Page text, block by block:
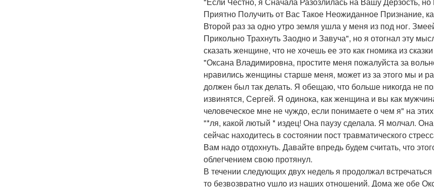
Приятно Получить от Вас Такое Неожиданное Признание,
Второй раз за одно утро земля ушла у меня из под ног.
Прикольно Трахнуть Заодно и Завуча", но я отогнал эту
сказать женщине, что не хочешь ее это как гномика из
"Оксана Владимировна, простите меня пожалуйста за
нравились женщины старше меня, может из за этого мы и
должен был так делать. Я обещаю, что больше никогда не
извинятся, Сергей. Я одинока, как женщина и вы как
человеческое мне не чуждо, если понимаете о чем я" на
"*ля, какой лютый * издец! Она паузу сделала. Я молчал.
сейчас находитесь в состоянии пост травматического
Вам надо отдохнуть. Давайте впредь будем считать, что
облегчением свою протянул.
В течении следующих двух недель я продолжал
то безвозвратно ушло из наших отношений. Дома же обе